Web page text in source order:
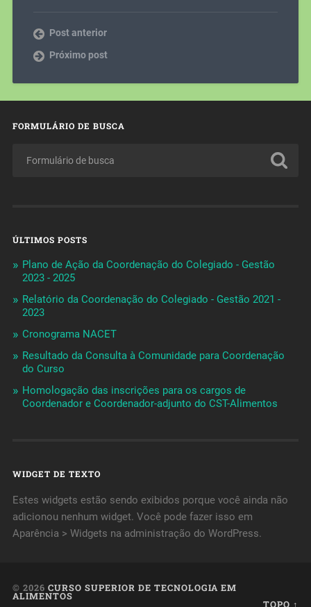
Post anterior
Próximo post
FORMULÁRIO DE BUSCA
ÚLTIMOS POSTS
Plano de Ação da Coordenação do Colegiado - Gestão
2023 - 2025
Relatório da Coordenação do Colegiado - Gestão 2021 -
2023
Cronograma NACET
Resultado da Consulta à Comunidade para Coordenação
do Curso
Homologação das inscrições para os cargos de
Coordenador e Coordenador-adjunto do CST-Alimentos
WIDGET DE TEXTO
Estes widgets estão sendo exibidos porque você ainda não
adicionou nenhum widget. Você pode fazer isso em
Aparência > Widgets na administração do WordPress.
© 2026 CURSO SUPERIOR DE TECNOLOGIA EM
ALIMENTOS
TOPO ↑